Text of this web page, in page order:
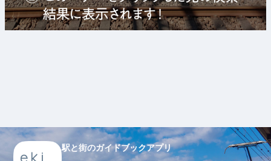
駅と街のガイドブックアプリ